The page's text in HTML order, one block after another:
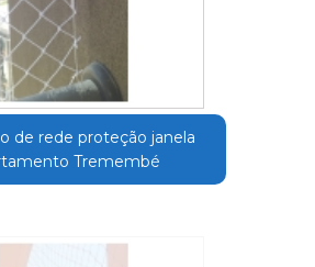
de rede proteção janela
Tremembé